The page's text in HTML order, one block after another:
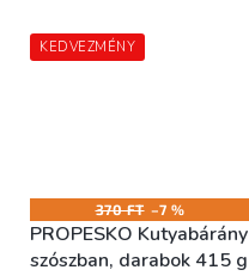
KEDVEZMÉNY
370 FT –7 %
PROPESKO Kutyabárány
szószban, darabok 415 g